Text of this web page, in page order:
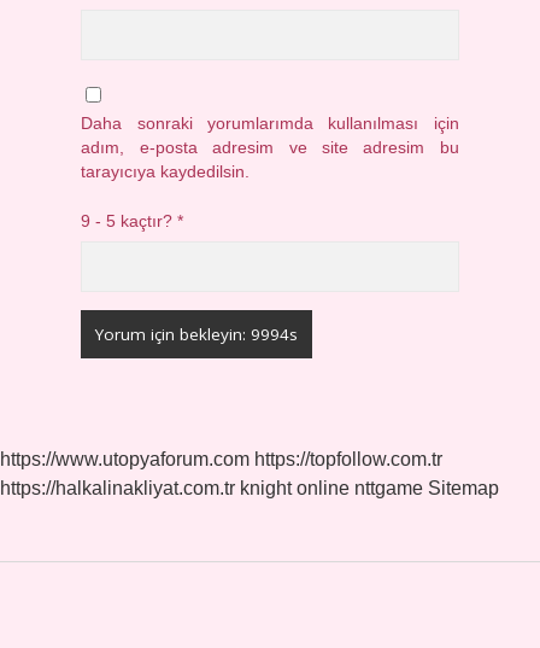
Daha sonraki yorumlarımda kullanılması için
adım, e-posta adresim ve site adresim bu
tarayıcıya kaydedilsin.
9 - 5 kaçtır?*
https://www.utopyaforum.com https://topfollow.com.tr
https://halkalinakliyat.com.tr knight online nttgame Sitemap